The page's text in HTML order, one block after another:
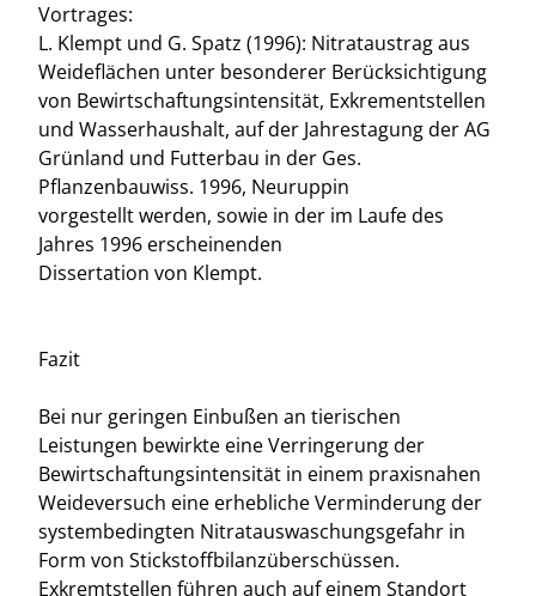
Vortrages:
L. Klempt und G. Spatz (1996): Nitrataustrag aus
Weideflächen unter besonderer Berücksichtigung
von Bewirtschaftungsintensität, Exkrementstellen
und Wasserhaushalt, auf der Jahrestagung der AG
Grünland und Futterbau in der Ges.
Pflanzenbauwiss. 1996, Neuruppin
vorgestellt werden, sowie in der im Laufe des
Jahres 1996 erscheinenden
Dissertation von Klempt.
Fazit
Bei nur geringen Einbußen an tierischen
Leistungen bewirkte eine Verringerung der
Bewirtschaftungsintensität in einem praxisnahen
Weideversuch eine erhebliche Verminderung der
systembedingten Nitratauswaschungsgefahr in
Form von Stickstoffbilanzüberschüssen.
Exkremtstellen führen auch auf einem Standort